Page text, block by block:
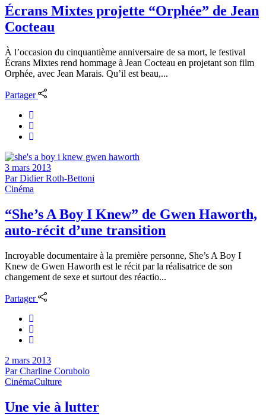
Écrans Mixtes projette “Orphée” de Jean
Cocteau
À l’occasion du cinquantième anniversaire de sa mort, le festival
Écrans Mixtes rend hommage à Jean Cocteau en projetant son film
Orphée, avec Jean Marais. Qu’il est beau,...
Partager
3 mars 2013
ParDidier Roth-Bettoni
Cinéma
“She’s A Boy I Knew” de Gwen Haworth,
auto-récit d’une transition
Incroyable documentaire à la première personne, She’s A Boy I
Knew de Gwen Haworth est le récit par la réalisatrice de son
changement de sexe et surtout des réactio...
Partager
2 mars 2013
ParCharline Corubolo
CinémaCulture
Une vie à lutter